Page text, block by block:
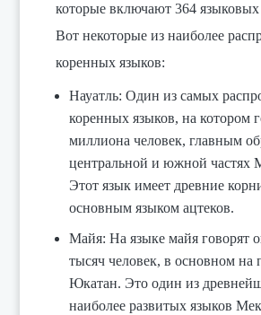
которые включают 364 языковых
Вот некоторые из наиболее
коренных языков:
Науатль: Один из самых
коренных языков, на котором
миллиона человек, главным
центральной и южной частях
Этот язык имеет древние
основным языком ацтеков.
Майя: На языке майя говорят
тысяч человек, в основном на
Юкатан. Это один из
наиболее развитых языков